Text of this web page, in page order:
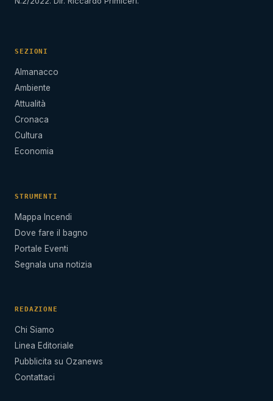
SEZIONI
Almanacco
Ambiente
Attualità
Cronaca
Cultura
Economia
STRUMENTI
Mappa Incendi
Dove fare il bagno
Portale Eventi
Segnala una notizia
REDAZIONE
Chi Siamo
Linea Editoriale
Pubblicita su Ozanews
Contattaci